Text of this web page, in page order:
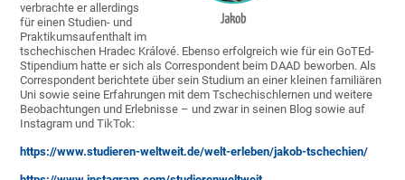
verbrachte er allerdings
für einen Studien- und
Praktikumsaufenthalt im
tschechischen Hradec Králové. Ebenso erfolgreich wie für ein GoTEd-
Stipendium hatte er sich als Correspondent beim DAAD beworben. Als
Correspondent berichtete über sein Studium an einer kleinen familiären
Uni sowie seine Erfahrungen mit dem Tschechischlernen und weitere
Beobachtungen und Erlebnisse – und zwar in seinen Blog sowie auf
Instagram und TikTok:
https://www.studieren-weltweit.de/welt-erleben/jakob-tschechien/